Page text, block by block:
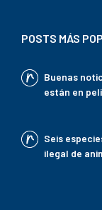
POSTS MÁS
Buenas
están en
Seis
ilegal de